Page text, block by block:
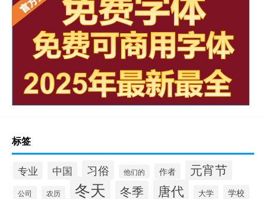
标签
专业 中国 习俗 他们的 作者 元宵节
公司 农历 冬天 冬季 唐代 大学 学校